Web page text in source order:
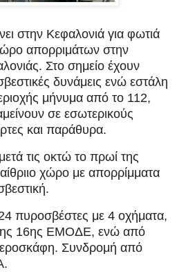
στην Κεφαλονιά για φωτιά
απορριμάτων στην
Στο σημείο έχουν
δυνάμεις ενώ εστάλη
μήνυμα από το 112,
σε εσωτερικούς
και παράθυρα.
τις οκτώ το πρωί της
χώρο με απορρίμματα
πυροσβέστες με 4 οχήματα,
16ης ΕΜΟΔΕ, ενώ από
Συνδρομή από